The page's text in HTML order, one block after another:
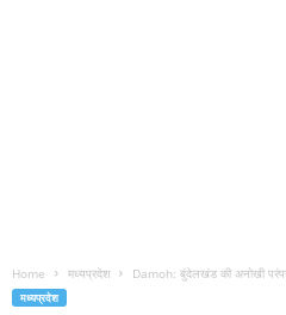
Home मध्यप्रदेश Damoh: बुंदेलखंड की अनोखी
मध्यप्रदेश